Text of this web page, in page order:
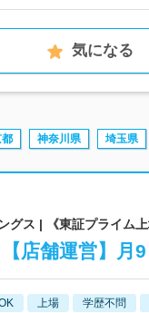
気になる
神奈川県 埼玉県
グス | 《東証プライム
店舗運営】月
上場 学歴不問